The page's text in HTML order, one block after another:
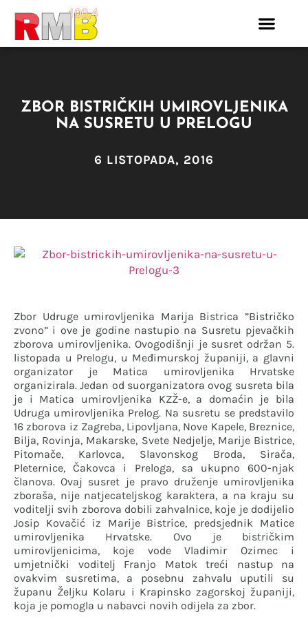
ZBOR BISTRIČKIH UMIROVLJENIKA
NA SUSRETU U PRELOGU
6 LISTOPADA, 2016
Zbor Udruge umirovljenika Marija Bistrica ”Bistričko
zvono” i ove je godine nastupio na Susretu pjevačkih
zborova umirovljenika. Ovogodišnji je susret održan 5.
listopada u Prelogu, u Međimurskoj županiji, a glavni
organizator je Matica umirovljenika Hrvatske
organizirala. Jedan od suorganizatora ovog susreta bila
je i Matica umirovljenika KZŽ-e, a domaćin je bila
Udruga umirovljenika Prelog. Na susretu se predstavilo
16 zborova iz Zagreba, Lipovljana, Nove Kapele, Breznice,
Bilja, Rovinja, Makarske, Svete Nedjelje, Marije Bistrice,
Pitomače, Karlovca, Slavonskog Broda, Sirača,
Pleternice, Čakovca i Preloga, sa ukupno 600-njak
članova. Ovaj susret je pravo druženje umirovljenika
zboraša, nije natjecateljskog karaktera, a na kraju su
voditelji svih zborova dobili zahvalnice, koje je dodijelio
Josip Kovačić iz Marije Bistrice, predsjednik Matice
umirovljenika Hrvatske. Ovo je bistričkim
umirovljenicima, koje vode Vladimir Ozimec i
umjetnički voditelj Franjo Matok treći nastup na
ovakvim susretima, a posebnu zahvalu uputili su
županu Željku Kolaru i Krapinsko zagorskoj županiji,
koja je pomogla u nabavci novih odijela za zbor.